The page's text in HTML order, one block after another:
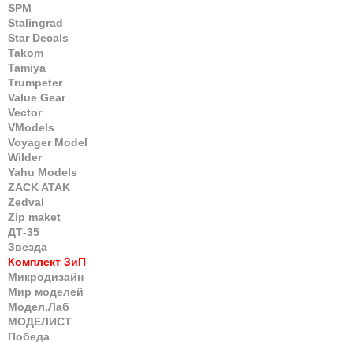
SPM
Stalingrad
Star Decals
Takom
Tamiya
Trumpeter
Value Gear
Vector
VModels
Voyager Model
Wilder
Yahu Models
ZACK ATAK
Zedval
Zip maket
ДТ-35
Звезда
Комплект ЗиП
Микродизайн
Мир моделей
Модел.Лаб
МОДЕЛИСТ
Победа